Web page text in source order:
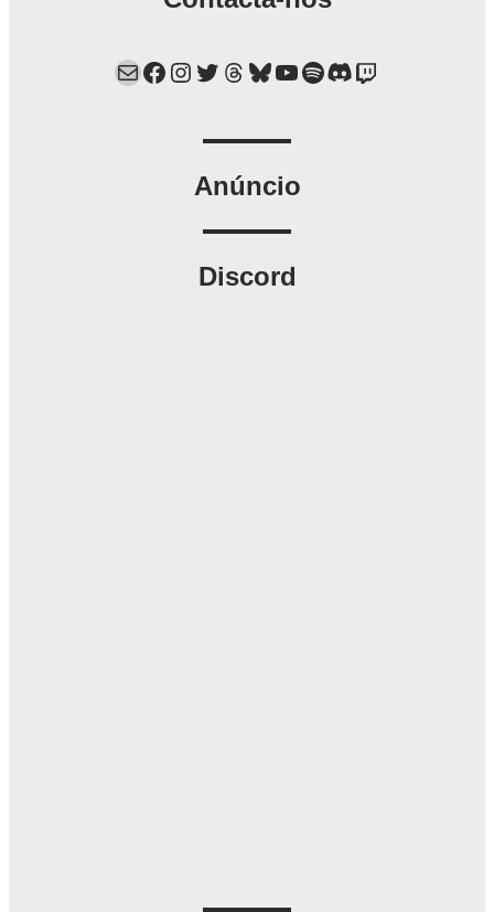
Mail Facebook Instagram Twitter Threads Bluesky YouTube Spotify Discord Twitch
Anúncio
Discord